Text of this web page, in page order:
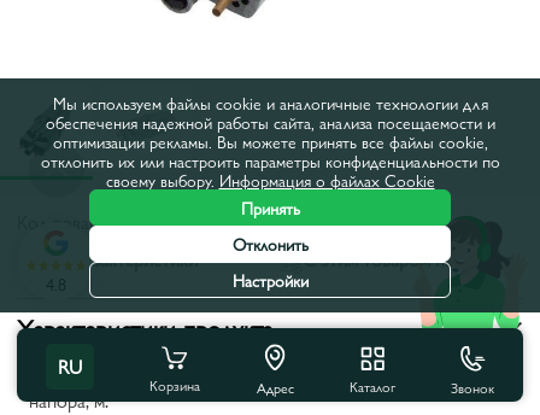
Код товара:2321
Все характеристики
С этим товаром покупают
Характеристики продукта
Максимальная высота
напора, м: 80
RU
Корзина Адрес Каталог Звонок
4.8
Мы используем файлы cookie и аналогичные технологии для
обеспечения надежной работы сайта, анализа посещаемости и
оптимизации рекламы. Вы можете принять все файлы cookie,
отклонить их или настроить параметры конфиденциальности по
своему выбору. Информация о файлах Cookie
Принять
Отклонить
Настройки